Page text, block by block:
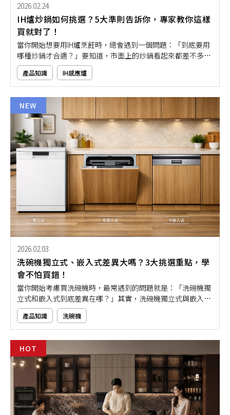
2026.02.24
IH爐炒鍋如何挑選？5大準則告訴你，專家教你這樣
買就對了！
當你開始想要用IH爐烹飪時，總會遇到一個問題：「到底要用
哪種炒鍋才合適？」要知道，市面上的炒鍋看起來都差不多，
但其實不是每一種都適合IH爐，選錯炒鍋可能會煮不熱、還容
易糊鍋，真的很困擾！如果你也想要讓炒菜更順手、不出錯？
那就千萬不要錯過本文的IH爐炒鍋推薦，讓你也能在家輕鬆料
理不怕出問題！
產品知識 IH感應爐
NEW
2026.02.03
洗碗機獨立式、嵌入式差異大嗎？3大挑選重點，學
會不怕買錯！
當你開始考慮買洗碗機時，最常遇到的問題就是：「洗碗機獨
立式和嵌入式到底差異在哪？」其實，洗碗機獨立式與嵌入式
的差異，主要就在安裝方式、空間配置與美觀性，挑對了就能
讓清潔更省事、廚房更有質感。這次，本文將用淺顯易懂的方
式，帶你快速了解獨立式與嵌入式洗碗機的重點差異。無論你
是新家裝潢，還是想升級現有設備，都看完這篇再決定吧！
產品知識 洗碗機
HOT